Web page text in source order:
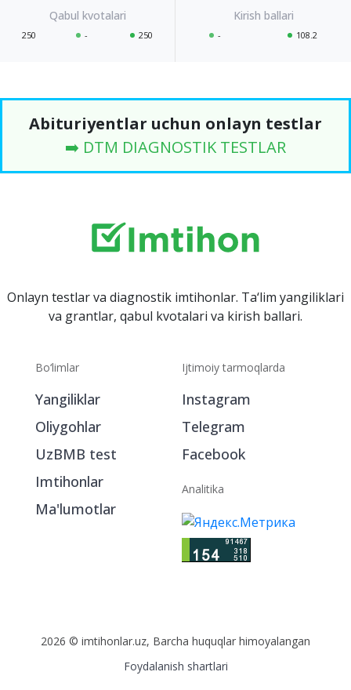
250 - 250 - 108.2
Abituriyentlar uchun onlayn testlar
➡️ DTM DIAGNOSTIK TESTLAR
Onlayn testlar va diagnostik imtihonlar. Ta‘lim yangiliklari
va grantlar, qabul kvotalari va kirish ballari.
Bo‘limlar
Yangiliklar
Oliygohlar
UzBMB test
Imtihonlar
Ma'lumotlar
Ijtimoiy tarmoqlarda
Instagram
Telegram
Facebook
Analitika
2026 © imtihonlar.uz, Barcha huquqlar himoyalangan
Foydalanish shartlari